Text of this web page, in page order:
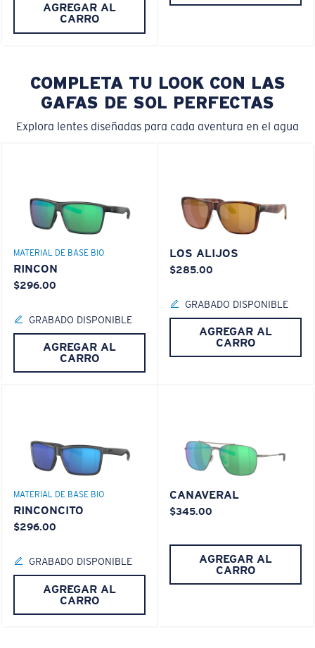
AGREGAR AL
CARRO
COMPLETA TU LOOK CON LAS
GAFAS DE SOL PERFECTAS
Explora lentes diseñadas para cada aventura en el agua
MATERIAL DE BASE BIO
RINCON
$296.00
GRABADO DISPONIBLE
AGREGAR AL
CARRO
LOS ALIJOS
$285.00
GRABADO DISPONIBLE
AGREGAR AL
CARRO
MATERIAL DE BASE BIO
RINCONCITO
$296.00
GRABADO DISPONIBLE
AGREGAR AL
CARRO
CANAVERAL
$345.00
AGREGAR AL
CARRO